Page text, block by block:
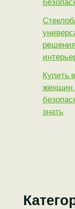
Купить
женщин
знать